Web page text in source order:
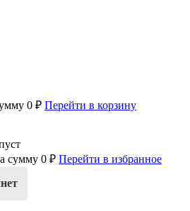
0 ₽ Перейти в корзину
сумму 0 ₽ Перейти в избранное